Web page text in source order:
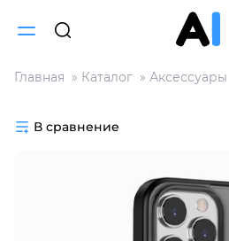
Главная Каталог Аксессуары
В сравнение
Разбейте
на части
без переплат